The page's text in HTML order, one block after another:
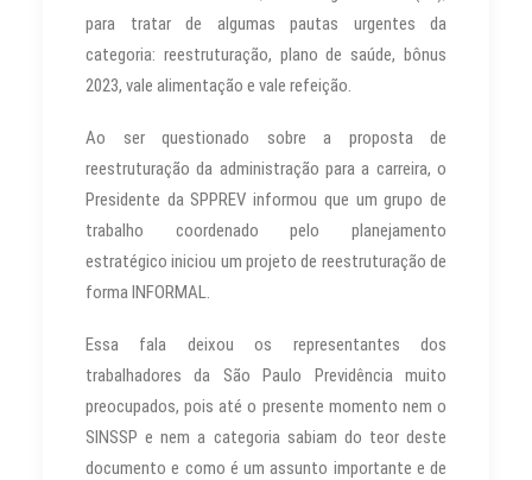
para tratar de algumas pautas urgentes da
categoria: reestruturação, plano de saúde, bônus
2023, vale alimentação e vale refeição.
Ao ser questionado sobre a proposta de
reestruturação da administração para a carreira, o
Presidente da SPPREV informou que um grupo de
trabalho coordenado pelo planejamento
estratégico iniciou um projeto de reestruturação de
forma INFORMAL.
Essa fala deixou os representantes dos
trabalhadores da São Paulo Previdência muito
preocupados, pois até o presente momento nem o
SINSSP e nem a categoria sabiam do teor deste
documento e como é um assunto importante e de